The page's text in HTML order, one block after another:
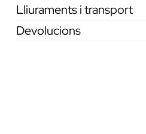
Lliuraments i transport
Devolucions